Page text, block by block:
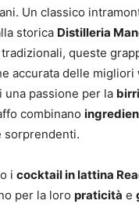
Un classico
storica Distilleria
queste
accurata delle migliori
una passione per la
combinano
sorprendenti.
i cocktail in lattina
per la loro praticità e